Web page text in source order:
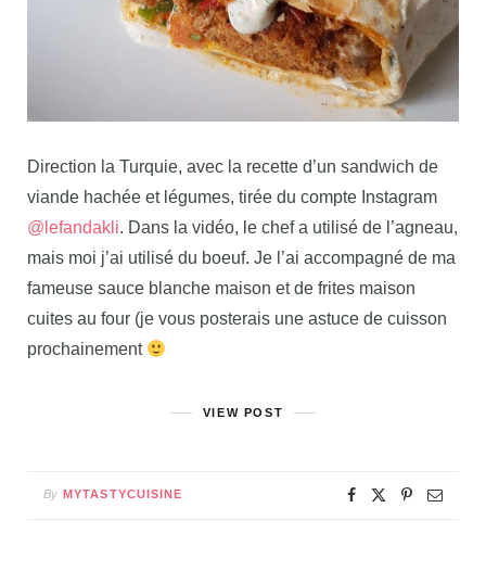
Direction la Turquie, avec la recette d’un sandwich de
viande hachée et légumes, tirée du compte Instagram
@lefandakli. Dans la vidéo, le chef a utilisé de l’agneau,
mais moi j’ai utilisé du boeuf. Je l’ai accompagné de ma
fameuse sauce blanche maison et de frites maison
cuites au four (je vous posterais une astuce de cuisson
prochainement
VIEW POST
By MYTASTYCUISINE